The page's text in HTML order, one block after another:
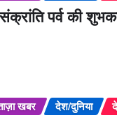
पर्व की
खबर देश/दुनिया